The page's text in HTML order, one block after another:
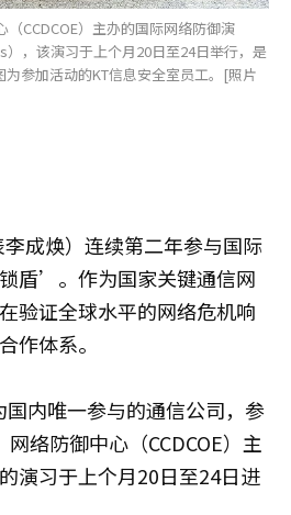
CCDCOE）主办的国际网络防御演
，该演习于上个月20日至24日举行，是
参加活动的KT信息安全室员工。[照片
成焕）连续第二年参与国际
盾’。作为国家关键通信网
验证全球水平的网络危机响
作体系。
内唯一参与的通信公司，参
络防御中心（CCDCOE）主
演习于上个月20日至24日进